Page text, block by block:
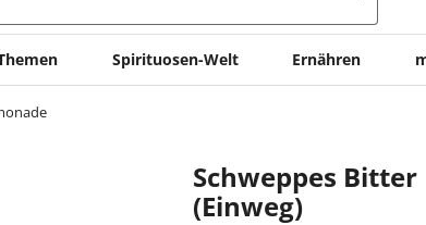
Spirituosen-Welt Ernähren
Schweppes
(Einweg)